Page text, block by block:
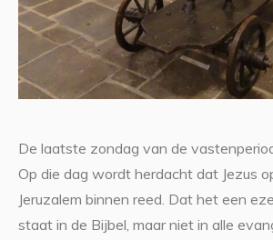
De laatste zondag van de
Op die dag wordt herdacht dat Jezus
Jeruzalem binnen reed. Dat het een
staat in de Bijbel, maar niet in alle